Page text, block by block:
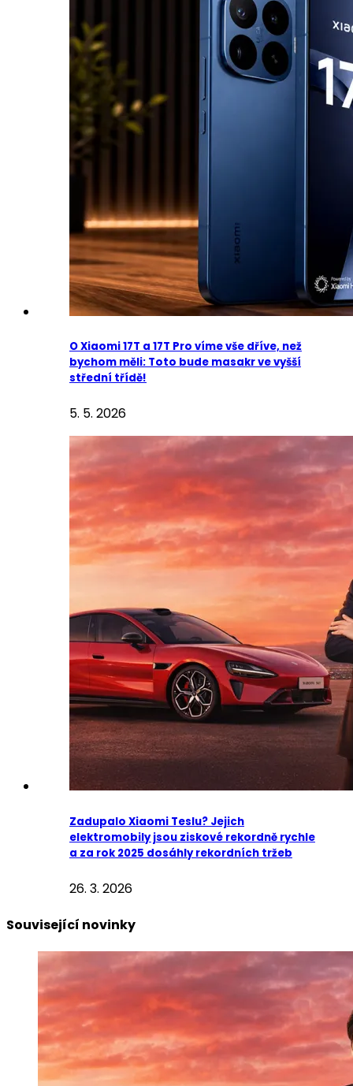
O Xiaomi 17T a 17T Pro víme vše dříve, než
bychom měli: Toto bude masakr ve vyšší
střední třídě!
5. 5. 2026
Zadupalo Xiaomi Teslu? Jejich
elektromobily jsou ziskové rekordně rychle
a za rok 2025 dosáhly rekordních tržeb
26. 3. 2026
Související novinky